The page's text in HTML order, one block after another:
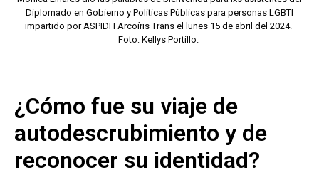
Diplomado en Gobierno y Políticas Públicas para personas LGBTI
impartido por ASPIDH Arcoíris Trans el lunes 15 de abril del 2024.
Foto: Kellys Portillo.
¿Cómo fue su viaje de
autodescrubimiento y de
reconocer su identidad?